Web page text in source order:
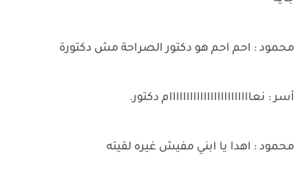
محمود : احم احم هو دكتور الصراحة مش دكتورة
أسر : نعاااااااااااااااااااااااام دكتور.
محمود : اهدا يا ابني مفيش غيره لقيته